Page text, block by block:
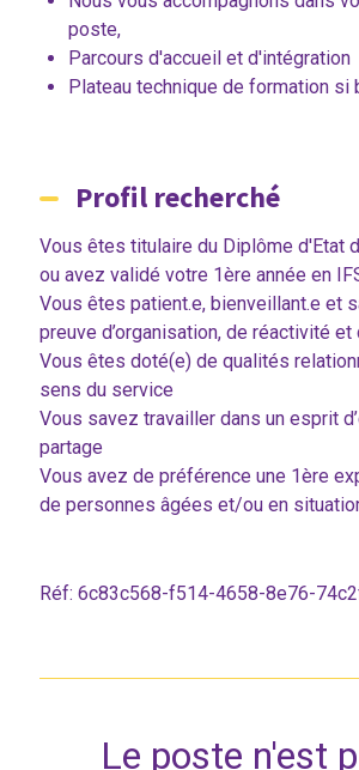
poste,
Parcours d'accueil et d'intégration
Plateau technique de formation si
Profil recherché
Vous êtes titulaire du Diplôme d'Etat
ou avez validé votre 1ère année en
Vous êtes patient.e, bienveillant.e et
preuve d’organisation, de réactivité et
Vous êtes doté(e) de qualités
sens du service
Vous savez travailler dans un esprit
partage
Vous avez de préférence une 1ère
de personnes âgées et/ou en
Réf: 6c83c568-f514-4658-8e76-
Le poste n'est